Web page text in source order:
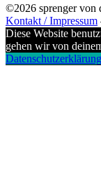
©2026 sprenger von
Kontakt / Impressum
Diese Website
gehen wir von
Datenschutzerklärung